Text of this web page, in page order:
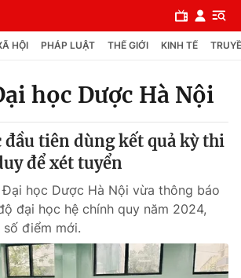
HỘI PHÁP LUẬT THẾ GIỚI KINH TẾ
học Dược Hà Nội
đầu tiên dùng kết quả kỳ thi
để xét tuyển
Đại học Dược Hà Nội vừa thông báo
đại học hệ chính quy năm 2024,
điểm mới.